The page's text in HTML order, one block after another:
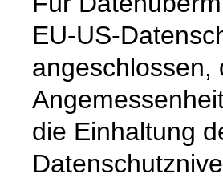
EU-US-
angeschlossen,
die Einhaltung